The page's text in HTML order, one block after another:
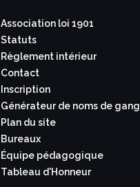
Association loi 1901
Statuts
Règlement intérieur
Contact
Inscription
Générateur de noms de gang
Plan du site
Bureaux
Équipe pédagogique
Tableau d'Honneur